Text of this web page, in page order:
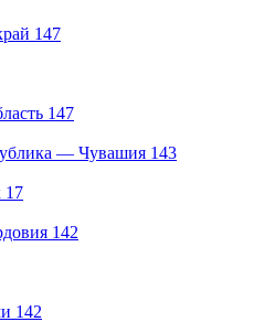
147
147
— Чувашия 143
17
142
142